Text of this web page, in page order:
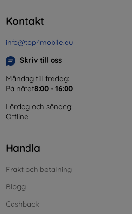
Kontakt
info@top4mobile.eu
Skriv till oss
Måndag till fredag:
På nätet8:00 - 16:00
Lördag och söndag:
Offline
Handla
Frakt och betalning
Blogg
Cashback